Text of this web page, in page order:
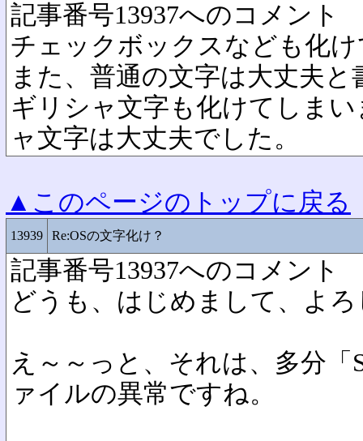
記事番号13937へのコメント
チェックボックスなども化
また、普通の文字は大丈夫
ギリシャ文字も化けてしま
ャ文字は大丈夫でした。
▲このページのトップに戻る
13939 Re:OSの文字化け？
記事番号13937へのコメント
どうも、はじめまして、よ
え～～っと、それは、多分「
ァイルの異常ですね。